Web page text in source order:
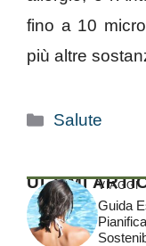
fino a 10
più altre
Categorie
Salute
ULTIMI VIAGGI
Guida